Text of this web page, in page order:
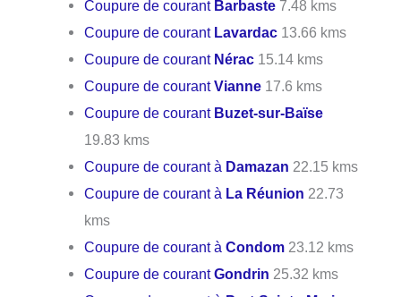
Coupure de courant Barbaste 7.48 kms
Coupure de courant Lavardac 13.66 kms
Coupure de courant Nérac 15.14 kms
Coupure de courantVianne 17.6 kms
Coupure de courant Buzet-sur-Baïse
19.83 kms
Coupure de courant à Damazan 22.15 kms
Coupure de courant à La Réunion 22.73
kms
Coupure de courant àCondom 23.12 kms
Coupure de courantGondrin 25.32 kms